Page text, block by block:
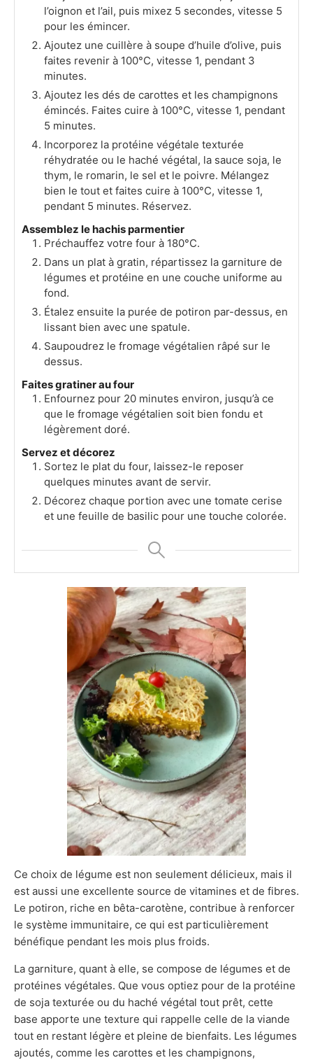
l’oignon et l’ail, puis mixez 5 secondes, vitesse 5
pour les émincer.
Ajoutez une cuillère à soupe d’huile d’olive, puis
faites revenir à 100°C, vitesse 1, pendant 3
minutes.
Ajoutez les dés de carottes et les champignons
émincés. Faites cuire à 100°C, vitesse 1, pendant
5 minutes.
Incorporez la protéine végétale texturée
réhydratée ou le haché végétal, la sauce soja, le
thym, le romarin, le sel et le poivre. Mélangez
bien le tout et faites cuire à 100°C, vitesse 1,
pendant 5 minutes. Réservez.
Assemblez le hachis parmentier
Préchauffez votre four à 180°C.
Dans un plat à gratin, répartissez la garniture de
légumes et protéine en une couche uniforme au
fond.
Étalez ensuite la purée de potiron par-dessus, en
lissant bien avec une spatule.
Saupoudrez le fromage végétalien râpé sur le
dessus.
Faites gratiner au four
Enfournez pour 20 minutes environ, jusqu’à ce
que le fromage végétalien soit bien fondu et
légèrement doré.
Servez et décorez
Sortez le plat du four, laissez-le reposer
quelques minutes avant de servir.
Décorez chaque portion avec une tomate cerise
et une feuille de basilic pour une touche colorée.
Ce choix de légume est non seulement délicieux, mais il
est aussi une excellente source de vitamines et de fibres.
Le potiron, riche en bêta-carotène, contribue à renforcer
le système immunitaire, ce qui est particulièrement
bénéfique pendant les mois plus froids.
La garniture, quant à elle, se compose de légumes et de
protéines végétales. Que vous optiez pour de la protéine
de soja texturée ou du haché végétal tout prêt, cette
base apporte une texture qui rappelle celle de la viande
tout en restant légère et pleine de bienfaits. Les légumes
ajoutés, comme les carottes et les champignons,